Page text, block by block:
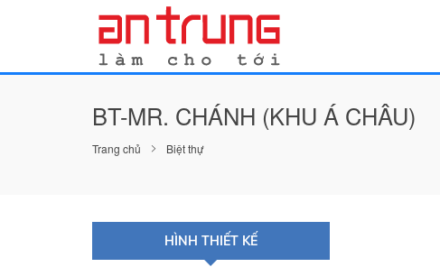
BT-MR. CHÁNH (KHU Á CHÂU)
Trang chủ Biệt thự
HÌNH THIẾT KẾ